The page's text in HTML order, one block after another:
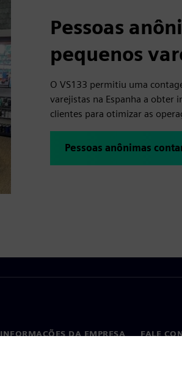
Pessoas
pequenos
O VS133 permitiu uma
varejistas na Espanha a obter
clientes para otimizar as
Pessoas anônimas
INFORMAÇÕES DA EMPRESA FALE